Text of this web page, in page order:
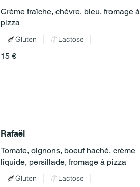
Crème fraîche, chèvre, bleu, fromage à
pizza
15 €
Gluten Lactose
Rafaël
Tomate, oignons, boeuf haché, crème
liquide, persillade, fromage à pizza
Gluten Lactose